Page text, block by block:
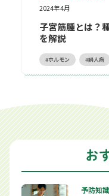
2024年4月
子宮筋腫とは？
を解説
ホルモン 婦人病
予防知識